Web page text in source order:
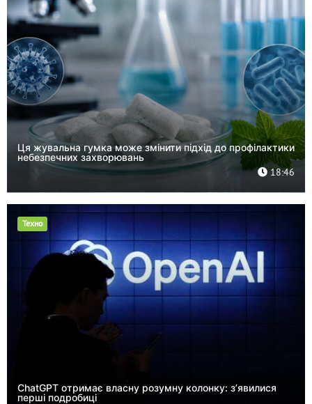
Ця жувальна гумка може змінити підхід до профілактики
небезпечних захворювань
18:46
Техно
ChatGPT отримає власну розумну колонку: з’явилися
перші подробиці